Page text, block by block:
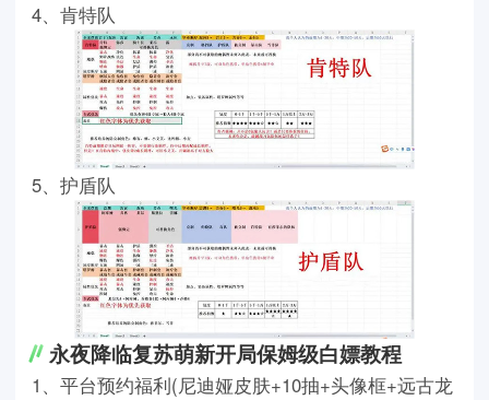
4、肯特队
5、护盾队
永夜降临复苏萌新开局保姆级白嫖教程
1、平台预约福利(尼迪娅皮肤+10抽+头像框+远古龙